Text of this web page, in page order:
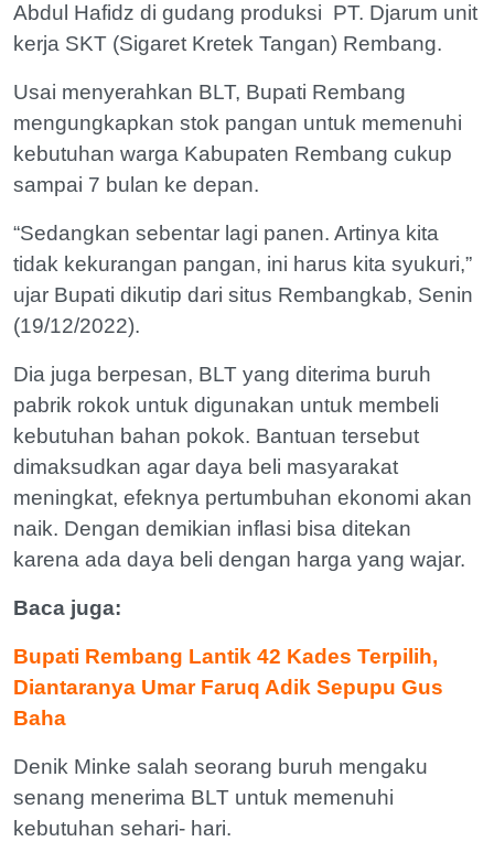
Abdul Hafidz di gudang produksi PT. Djarum unit
kerja SKT (Sigaret Kretek Tangan) Rembang.
Usai menyerahkan BLT, Bupati Rembang
mengungkapkan stok pangan untuk memenuhi
kebutuhan warga Kabupaten Rembang cukup
sampai 7 bulan ke depan.
“Sedangkan sebentar lagi panen. Artinya kita
tidak kekurangan pangan, ini harus kita syukuri,”
ujar Bupati dikutip dari situs Rembangkab, Senin
(19/12/2022).
Dia juga berpesan, BLT yang diterima buruh
pabrik rokok untuk digunakan untuk membeli
kebutuhan bahan pokok. Bantuan tersebut
dimaksudkan agar daya beli masyarakat
meningkat, efeknya pertumbuhan ekonomi akan
naik. Dengan demikian inflasi bisa ditekan
karena ada daya beli dengan harga yang wajar.
Baca juga:
Bupati Rembang Lantik 42 Kades Terpilih,
Diantaranya Umar Faruq Adik Sepupu Gus
Baha
Denik Minke salah seorang buruh mengaku
senang menerima BLT untuk memenuhi
kebutuhan sehari- hari.